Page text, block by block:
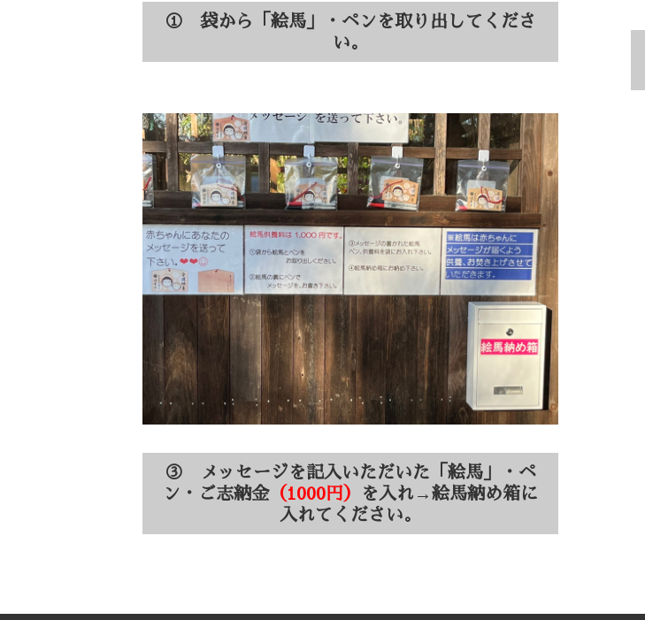
① 袋から「絵馬」・ペンを取り出してくださ
い。
③ メッセージを記入いただいた「絵馬」・ペ
ン・ご志納金（1000円）
を入れ→絵馬納め箱に
入れてください。